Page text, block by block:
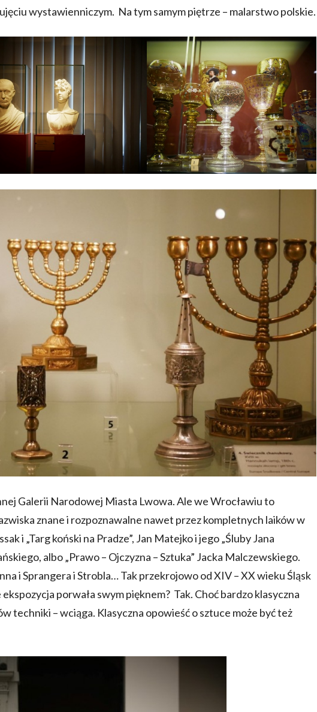
wystawienniczym. Na tym samym piętrze – malarstwo polskie.
Galerii Narodowej Miasta Lwowa. Ale we Wrocławiu to
znane i rozpoznawalne nawet przez kompletnych laików w
i „Targ koński na Pradze”, Jan Matejko i jego „Śluby Jana
albo „Prawo – Ojczyzna – Sztuka” Jacka Malczewskiego.
i Sprangera i Strobla… Tak przekrojowo od XIV – XX wieku Śląsk
porwała swym pięknem? Tak. Choć bardzo klasyczna
techniki – wciąga. Klasyczna opowieść o sztuce może być też